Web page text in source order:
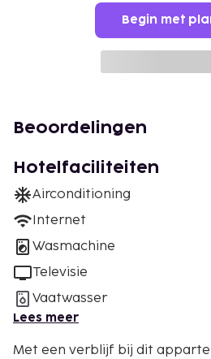
Begin met
Beoordelingen
Hotelfaciliteiten
Airconditioning
Internet
Wasmachine
Televisie
Vaatwasser
Lees meer
Met een verblijf bij dit